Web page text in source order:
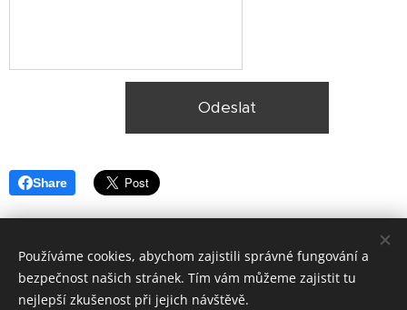
Odeslat
Share
Používáme cookies, abychom zajistili správné fungování a
bezpečnost našich stránek. Tím vám můžeme zajistit tu
nejlepší zkušenost při jejich návštěvě.